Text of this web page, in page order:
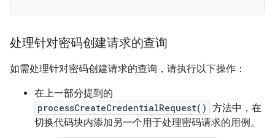
处理针对密码创建请求的查询
如需处理针对密码创建请求的查询，请执行以下操作：
在上一部分提到的
processCreateCredentialRequest() 方法中，在
切换代码块内添加另一个用于处理密码请求的用例。